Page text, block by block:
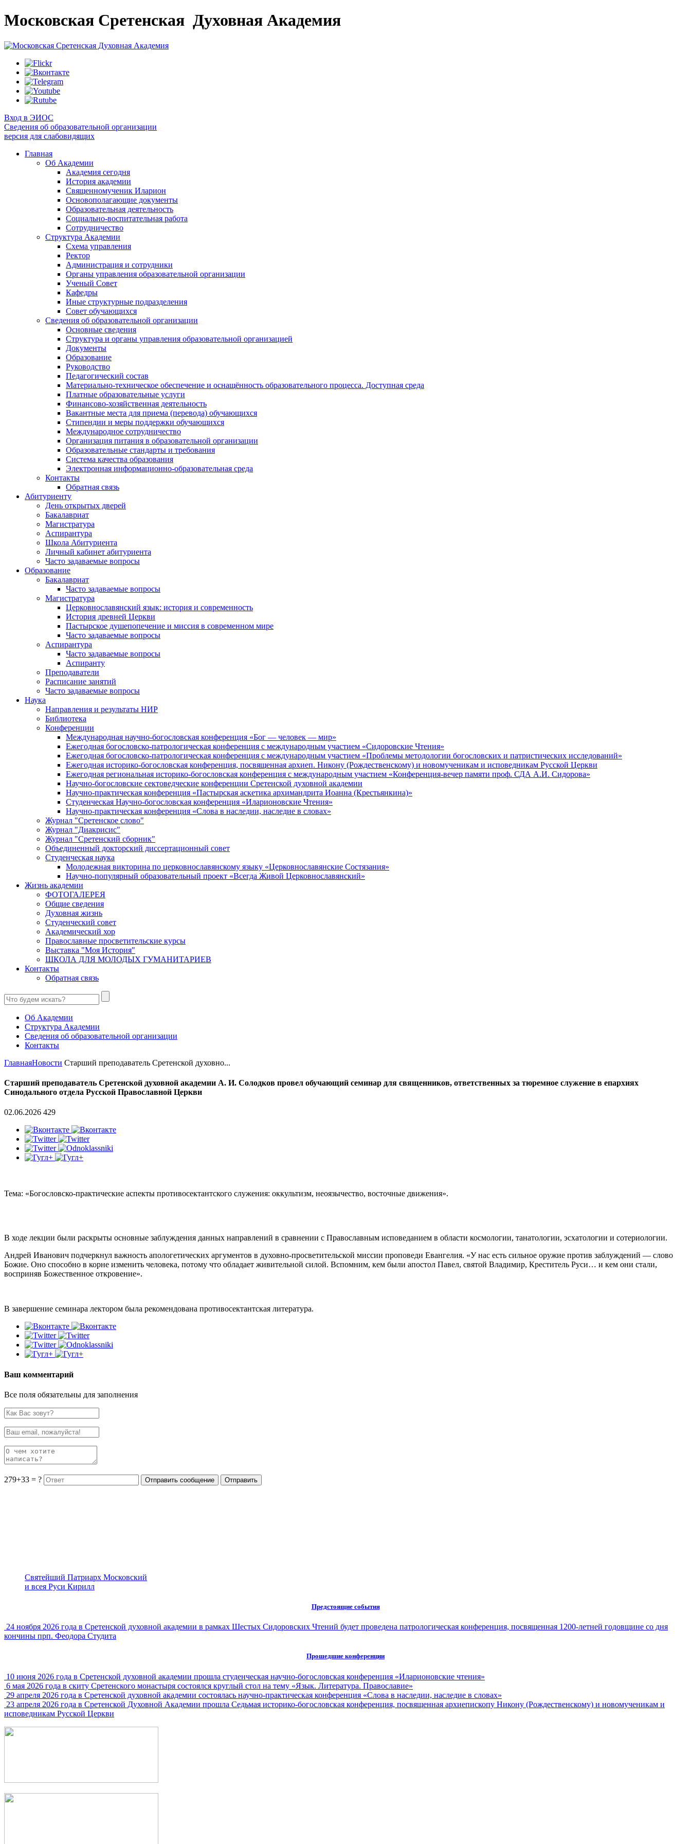
Московская Сретенская Духовная Академия
Вход в ЭИОС
Сведения об образовательной организации
версия для слабовидящих
Главная
Об Академии
Академия сегодня
История академии
Священномученик Иларион
Основополагающие документы
Образовательная деятельность
Социально-воспитательная работа
Сотрудничество
Структура Академии
Схема управления
Ректор
Администрация и сотрудники
Органы управления образовательной организации
Ученый Совет
Кафедры
Иные структурные подразделения
Совет обучающихся
Сведения об образовательной организации
Основные сведения
Структура и органы управления образовательной организацией
Документы
Образование
Руководство
Педагогический состав
Материально-техническое обеспечение и оснащённость образовательного процесса. Доступная среда
Платные образовательные услуги
Финансово-хозяйственная деятельность
Вакантные места для приема (перевода) обучающихся
Стипендии и меры поддержки обучающихся
Международное сотрудничество
Организация питания в образовательной организации
Образовательные стандарты и требования
Система качества образования
Электронная информационно-образовательная среда
Контакты
Обратная связь
Абитуриенту
День открытых дверей
Бакалавриат
Магистратура
Аспирантура
Школа Абитуриента
Личный кабинет абитуриента
Часто задаваемые вопросы
Образование
Бакалавриат
Часто задаваемые вопросы
Магистратура
Церковнославянский язык: история и современность
История древней Церкви
Пастырское душепопечение и миссия в современном мире
Часто задаваемые вопросы
Аспирантура
Часто задаваемые вопросы
Аспиранту
Преподаватели
Расписание занятий
Часто задаваемые вопросы
Наука
Направления и результаты НИР
Библиотека
Конференции
Международная научно-богословская конференция «Бог — человек — мир»
Ежегодная богословско-патрологическая конференция с международным участием «Сидоровские Чтения»
Ежегодная богословско-патрологическая конференция с международным участием «Проблемы методологии богословских и патристических исследований»
Ежегодная историко-богословская конференция, посвященная архиеп. Никону (Рождественскому) и новомученикам и исповедникам Русской Церкви
Ежегодная региональная историко-богословская конференция с международным участием «Конференция-вечер памяти проф. СДА А.И. Сидорова»
Научно-богословские сектоведческие конференции Сретенской духовной академии
Научно-практическая конференция «Пастырская аскетика архимандрита Иоанна (Крестьянкина)»
Студенческая Научно-богословская конференция «Иларионовские Чтения»
Научно-практическая конференция «Cлова в наследии, наследие в словах»
Журнал "Сретенское слово"
Журнал "Диакрисис"
Журнал "Сретенский сборник"
Объединенный докторский диссертационный совет
Студенческая наука
Молодежная викторина по церковнославянскому языку «Церковнославянские Состязания»
Научно-популярный образовательный проект «Всегда Живой Церковнославянский»
Жизнь академии
ФОТОГАЛЕРЕЯ
Общие сведения
Духовная жизнь
Студенческий совет
Академический хор
Православные просветительские курсы
Выставка "Моя История"
ШКОЛА ДЛЯ МОЛОДЫХ ГУМАНИТАРИЕВ
Контакты
Обратная связь
Об Академии
Структура Академии
Сведения об образовательной организации
Контакты
ГлавнаяНовости Cтарший преподаватель Сретенской духовно...
Cтарший преподаватель Сретенской духовной академии А. И. Солодков провел обучающий семинар для священников, ответственных за тюремное служение в епархиях
Синодального отдела Русской Православной Церкви
02.06.2026 429
Тема: «Богословско-практические аспекты противосектантского служения: оккультизм, неоязычество, восточные движения».
В ходе лекции были раскрыты основные заблуждения данных направлений в сравнении с Православным исповеданием в области космологии, танатологии, эсхатологии и сотериологии.
Андрей Иванович подчеркнул важность апологетических аргументов в духовно-просветительской миссии проповеди Евангелия. «У нас есть сильное оружие против заблуждений — слово
Божие. Оно способно в корне изменить человека, потому что обладает живительной силой. Вспомним, кем были апостол Павел, святой Владимир, Креститель Руси… и кем они стали,
восприняв Божественное откровение».
В завершение семинара лектором была рекомендована противосектантская литература.
Ваш комментарий
Все поля обязательны для заполнения
279+33 = ?
Святейший Патриарх Московский
и всея Руси Кирилл
Предстоящие события
24 ноября 2026 года в Сретенской духовной академии в рамках Шестых Сидоровских Чтений будет проведена патрологическая конференция, посвященная 1200-летней годовщине со дня
кончины прп. Феодора Студита
Прошедшие конференции
10 июня 2026 года в Сретенской духовной академии прошла студенческая научно-богословская конференция «Иларионовские чтения»
6 мая 2026 года в скиту Сретенского монастыря состоялся круглый стол на тему «Язык. Литература. Православие»
29 апреля 2026 года в Сретенской духовной академии состоялась научно-практическая конференция «Слова в наследии, наследие в словах»
23 апреля 2026 года в Сретенской Духовной Академии прошла Седьмая историко-богословская конференция, посвященная архиепископу Никону (Рождественскому) и новомученикам и
исповедникам Русской Церкви